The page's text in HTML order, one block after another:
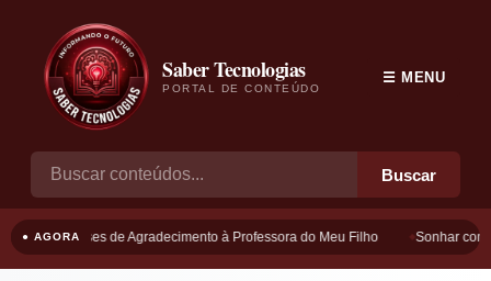
Saber Tecnologias
PORTAL DE CONTEÚDO
Buscar
☰ MENU
● AGORAFrases de Agradecimento à Professora do Meu Filho Sonhar com